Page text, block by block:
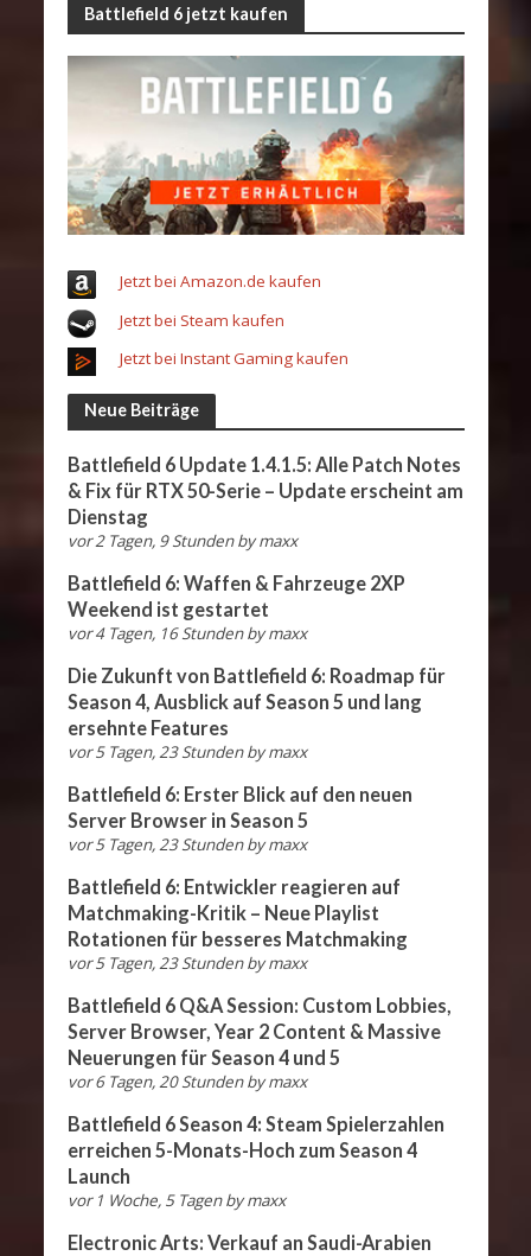
Battlefield 6 jetzt kaufen
Jetzt bei Amazon.de kaufen
Jetzt bei Steam kaufen
Jetzt bei Instant Gaming kaufen
Neue Beiträge
Battlefield 6 Update 1.4.1.5: Alle Patch Notes
& Fix für RTX 50-Serie – Update erscheint am
Dienstag
vor 2 Tagen, 9 Stunden bymaxx
Battlefield 6: Waffen & Fahrzeuge 2XP
Weekend ist gestartet
vor 4 Tagen, 16 Stunden bymaxx
Die Zukunft von Battlefield 6: Roadmap für
Season 4, Ausblick auf Season 5 und lang
ersehnte Features
vor 5 Tagen, 23 Stunden bymaxx
Battlefield 6: Erster Blick auf den neuen
Server Browser in Season 5
vor 5 Tagen, 23 Stunden bymaxx
Battlefield 6: Entwickler reagieren auf
Matchmaking-Kritik – Neue Playlist
Rotationen für besseres Matchmaking
vor 5 Tagen, 23 Stunden bymaxx
Battlefield 6 Q&A Session: Custom Lobbies,
Server Browser, Year 2 Content & Massive
Neuerungen für Season 4 und 5
vor 6 Tagen, 20 Stunden bymaxx
Battlefield 6 Season 4: Steam Spielerzahlen
erreichen 5-Monats-Hoch zum Season 4
Launch
vor 1 Woche, 5 Tagen bymaxx
Electronic Arts: Verkauf an Saudi-Arabien